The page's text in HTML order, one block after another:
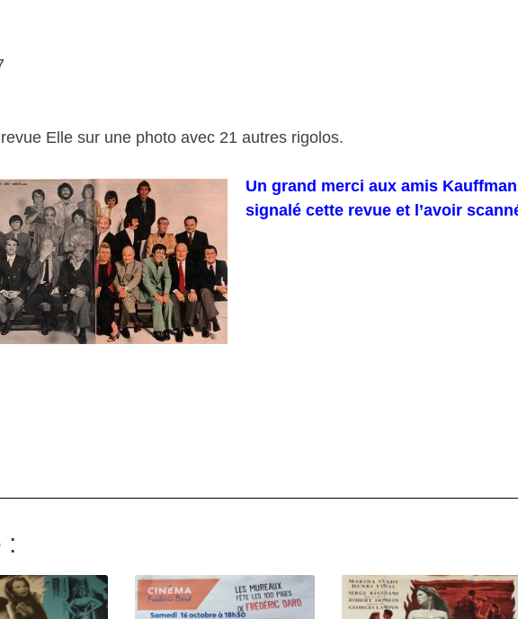
Elle sur une photo avec 21 autres rigolos.
Un grand merci aux amis
signalé cette revue et l’avoir
: